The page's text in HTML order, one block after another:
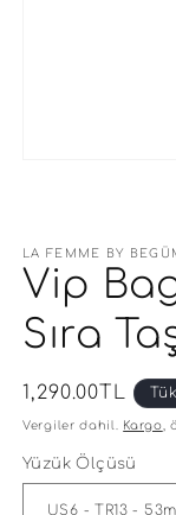
LA FEMME BY
Vip
Sıra
Normal
fiyat
1,290.00TL
Vergiler dahil. Kargo ,
Yüzük Ölçüsü